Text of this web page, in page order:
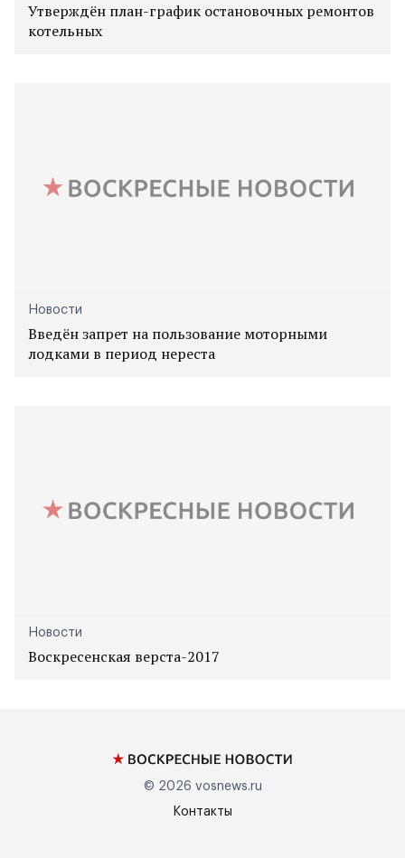
Утверждён план-график остановочных ремонтов
котельных
Новости
Введён запрет на пользование моторными
лодками в период нереста
Новости
Воскресенская верста-2017
© 2026 vosnews.ru
Контакты